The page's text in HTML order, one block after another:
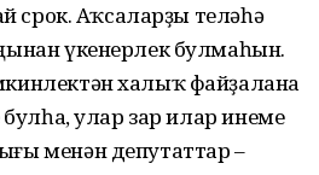
срок. Аҡсаларҙы теләһә
үкенерлек булмаһын.
халыҡ файҙалана
булһа, улар зар илар инеме
менән депутаттар –